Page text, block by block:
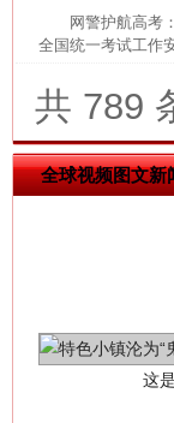
网警护航高考
全国统一考试工作
共 789
全球视频图文新